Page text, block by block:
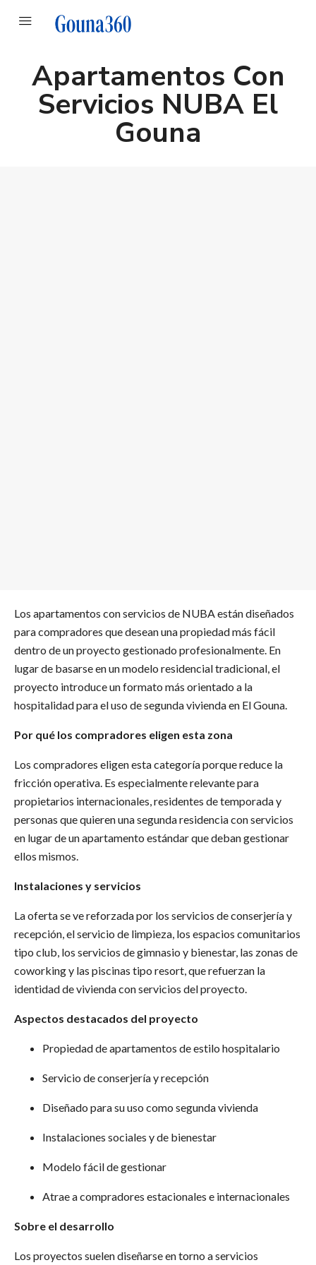
Apartamentos Con
Servicios NUBA El
Gouna
Los apartamentos con servicios de NUBA están diseñados
para compradores que desean una propiedad más fácil
dentro de un proyecto gestionado profesionalmente. En
lugar de basarse en un modelo residencial tradicional, el
proyecto introduce un formato más orientado a la
hospitalidad para el uso de segunda vivienda en El Gouna.
Por qué los compradores eligen esta zona
Los compradores eligen esta categoría porque reduce la
fricción operativa. Es especialmente relevante para
propietarios internacionales, residentes de temporada y
personas que quieren una segunda residencia con servicios
en lugar de un apartamento estándar que deban gestionar
ellos mismos.
Instalaciones y servicios
La oferta se ve reforzada por los servicios de conserjería y
recepción, el servicio de limpieza, los espacios comunitarios
tipo club, los servicios de gimnasio y bienestar, las zonas de
coworking y las piscinas tipo resort, que refuerzan la
identidad de vivienda con servicios del proyecto.
Aspectos destacados del proyecto
Propiedad de apartamentos de estilo hospitalario
Servicio de conserjería y recepción
Diseñado para su uso como segunda vivienda
Instalaciones sociales y de bienestar
Modelo fácil de gestionar
Atrae a compradores estacionales e internacionales
Sobre el desarrollo
Los proyectos suelen diseñarse en torno a servicios